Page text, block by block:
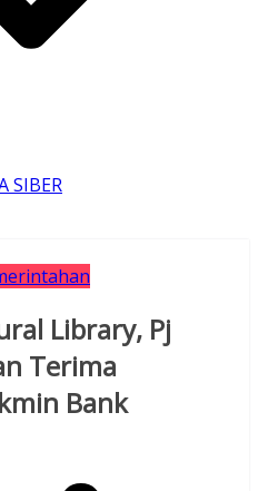
SIBER
Library, Pj
Terima
Bank